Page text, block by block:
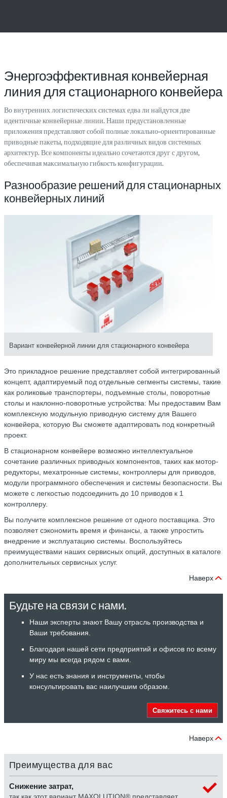
Энергоэффективная конвейерная
линия для стационарного конвейера
Во внутренних логистических системах едва ли найдутся две
идентичные конвейерные линии. Наши предустановленные
приложения представляют собой полные локально-ориентированные
приводные пакеты, подходящие для различных видов системных
архитектур. Все компоненты идеально сочетаются друг с другом,
обеспечивая максимальную гибкость конфигурации.
Разнообразие решений для стационарных
конвейерных линий
Вариант конвейерной линии для стационарного конвейера
Это прикладное решение представляет собой интегрированный
концепт, адаптируемый под отдельные сегменты системы, такие
как роликовые транспортеры, подъемные столы, поворотные
столы и наклонно-поворотные устройства: Мы предоставим Вам
комплексную модульную приводную систему для Вашего
конвейера, которую Вы сможете адаптировать под конкретный
проект.
В стационарном конвейере возможно интеллектуальное
сочетание различных приводных компонентов, таких как мотор-
редукторы, мехатронные системы, контроллеры для приводов,
модули программного обеспечения и системы безопасности. Вы
можете с легкостью подсоединить до 10 приводов к 1
контроллеру.
Вы получите комплексное решение от одного поставщика. Это
позволяет сэкономить время и финансы, а также упростить
внедрение и эксплуатацию системы. Воспользуйтесь
преимуществами наших сервисных опций, доступных в каталоге
дополнительных сервисных услуг.
Наверх
Будьте на связи с нами.
Наши эксперты знают Вашу отрасль производства и
Ваши требования.
Благодаря нашей сети предприятий и офисов по всему
миру мы всегда рядом с вами.
У нас есть знания и инструменты, чтобы
консультировать вас наилучшим образом.
Свяжитесь с нами
Наверх
Преимущества для вас
Снижение затрат,